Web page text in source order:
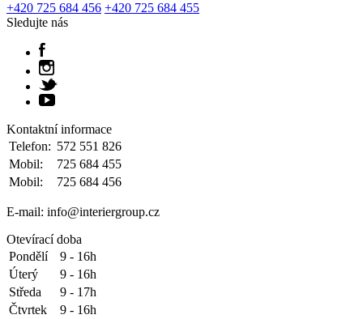
+420 725 684 456 +420 725 684 455
Sledujte nás
Kontaktní informace
Telefon: 572 551 826
Mobil:
725 684 455
Mobil:
725 684 456
E-mail: info@interiergroup.cz
Otevírací doba
Pondělí
9 - 16h
Úterý
9 - 16h
Středa
9 - 17h
Čtvrtek
9 - 16h